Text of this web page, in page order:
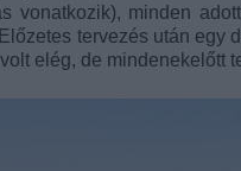
vonatkozik), minden
tervezés után egy
elég, de mindenekelőtt